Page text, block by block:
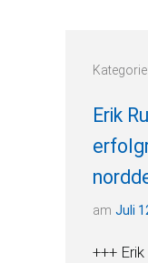
Kategorie:
Erik
am Juli
+++